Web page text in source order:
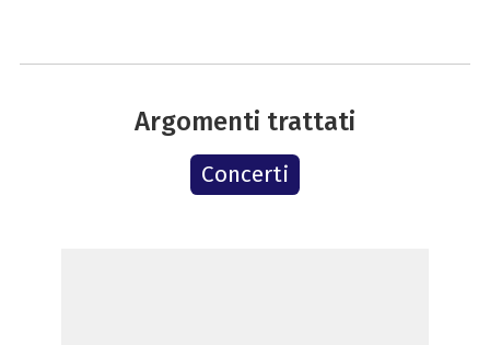
Argomenti trattati
Concerti